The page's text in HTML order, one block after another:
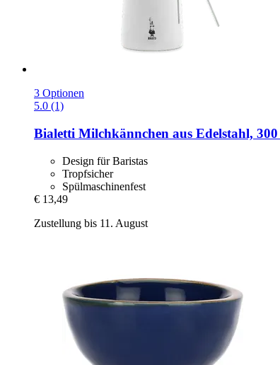
3 Optionen
5.0 (1)
Bialetti Milchkännchen aus Edelstahl,
Design für Baristas
Tropfsicher
Spülmaschinenfest
€ 13,49
Zustellung bis 11. August